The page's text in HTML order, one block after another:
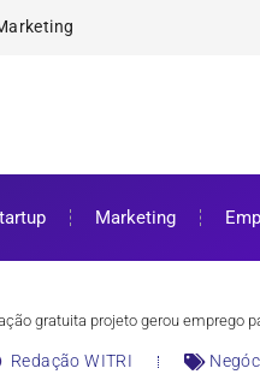
requisitos para bolsa de estudos
encontrar e como
e como se preparar
Marketing
gratuita projeto gerou emprego
Redação WITRI